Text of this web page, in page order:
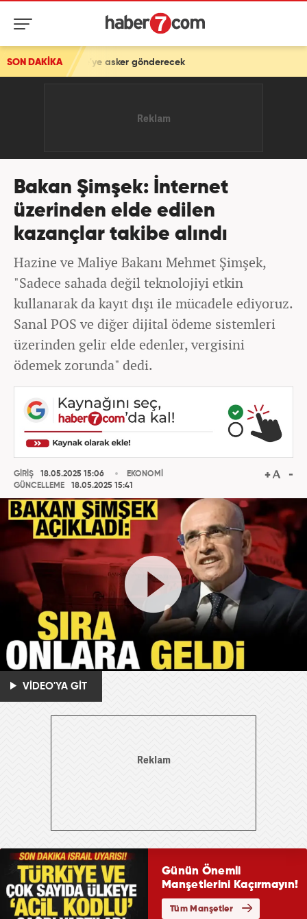
SON DAKİKA
asker gönderecek
Bakan Şimşek: İnternet
üzerinden elde edilen
kazançlar takibe alındı
Hazine ve Maliye Bakanı Mehmet Şimşek,
"Sadece sahada değil teknolojiyi etkin
kullanarak da kayıt dışı ile mücadele ediyoruz.
Sanal POS ve diğer dijital ödeme sistemleri
üzerinden gelir elde edenler, vergisini
ödemek zorunda" dedi.
GİRİŞ
18.05.2025 15:06
GÜNCELLEME
18.05.2025 15:41
EKONOMİ
VİDEO'YA GİT